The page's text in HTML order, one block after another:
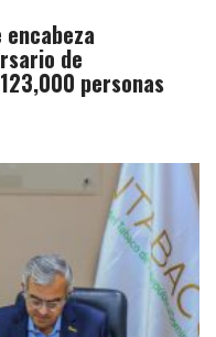
de
personas